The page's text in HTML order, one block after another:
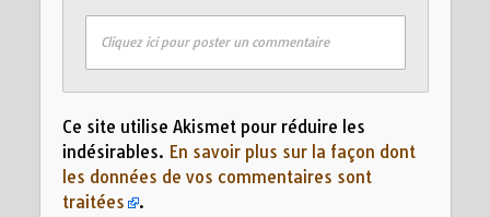
Cliquez ici pour poster un commentaire
Ce site utilise Akismet pour réduire les
indésirables. En savoir plus sur la façon dont
les données de vos commentaires sont
traitées
.